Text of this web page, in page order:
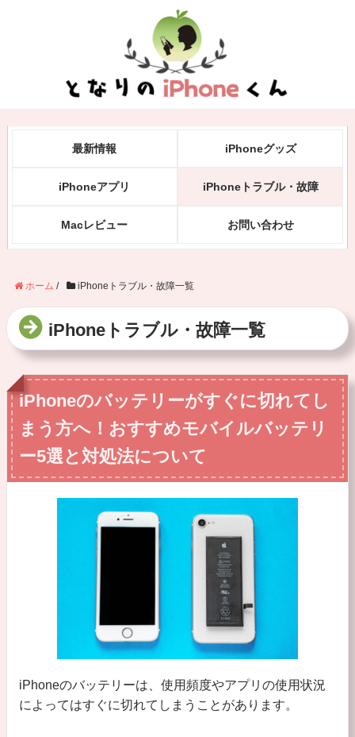
最新情報 iPhoneグッズ
iPhoneアプリ iPhoneトラブル・故障
Macレビュー お問い合わせ
ホーム / iPhoneトラブル・故障一覧
iPhoneトラブル・故障一覧
iPhoneのバッテリーがすぐに切れてし
まう方へ！おすすめモバイルバッテリ
ー5選と対処法について
iPhoneのバッテリーは、使用頻度やアプリの使用状況
によってはすぐに切れてしまうことがあります。